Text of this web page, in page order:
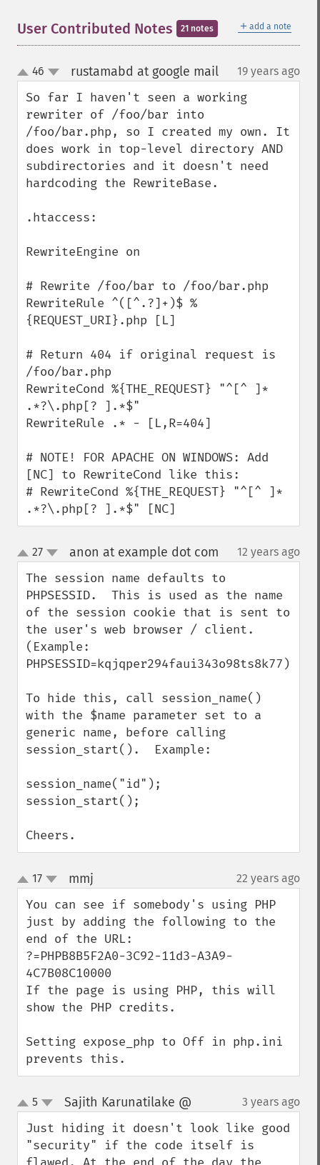
＋ add a note
User Contributed Notes 21 notes
up
down
46 rustamabd at google mail¶ 19 years ago
So far I haven't seen a working
rewriter of /foo/bar into
/foo/bar.php, so I created my own. It
does work in top-level directory AND
subdirectories and it doesn't need
hardcoding the RewriteBase.
.htaccess:
RewriteEngine on
# Rewrite /foo/bar to /foo/bar.php
RewriteRule ^([^.?]+)$ %
{REQUEST_URI}.php [L]
# Return 404 if original request is
/foo/bar.php
RewriteCond %{THE_REQUEST} "^[^ ]*
.*?\.php[? ].*$"
RewriteRule .* - [L,R=404]
# NOTE! FOR APACHE ON WINDOWS: Add
[NC] to RewriteCond like this:
# RewriteCond %{THE_REQUEST} "^[^ ]*
.*?\.php[? ].*$" [NC]
up
down
27 anon at example dot com 12 years ago
The session name defaults to
PHPSESSID.  This is used as the name
of the session cookie that is sent to
the user's web browser / client.
(Example:
PHPSESSID=kqjqper294faui343o98ts8k77).
To hide this, call session_name()
with the $name parameter set to a
generic name, before calling
session_start().  Example:
session_name("id");
session_start();
Cheers.
up
down
17 mmj 22 years ago
You can see if somebody's using PHP
just by adding the following to the
end of the URL:
?=PHPB8B5F2A0-3C92-11d3-A3A9-
4C7B08C10000
If the page is using PHP, this will
show the PHP credits.
Setting expose_php to Off in php.ini
prevents this.
up
down
5 Sajith Karunatilake @ 3 years ago
Just hiding it doesn't look like good
"security" if the code itself is